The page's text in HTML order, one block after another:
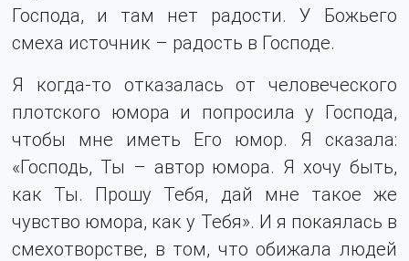
Господа, и там нет радости. У Божьего
смеха источник – радость в Господе.
Я когда-то отказалась от человеческого
плотского юмора и попросила у Господа,
чтобы мне иметь Его юмор. Я сказала:
«Господь, Ты – автор юмора. Я хочу быть,
как Ты. Прошу Тебя, дай мне такое же
чувство юмора, как у Тебя». И я покаялась в
смехотворстве, в том, что обижала людей